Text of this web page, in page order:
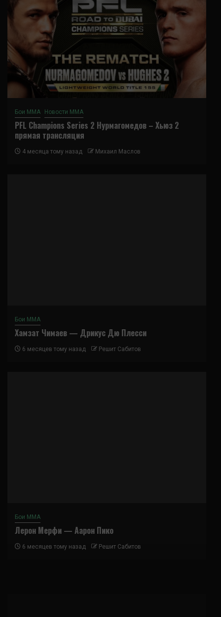
Бои ММА Новости ММА
PFL Champions Series 2 Нурмагомедов – Хьюз 2
прямая трансляция
4 месяца тому назад Михаил Маслов
Бои ММА
Хамзат Чимаев — Дрикус Дю Плесси
6 месяцев тому назад Решит Сабитов
Бои ММА
Лерон Мерфи — Аарон Пико
6 месяцев тому назад Решит Сабитов